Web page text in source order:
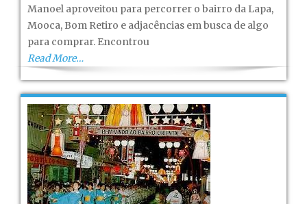
Manoel aproveitou para percorrer o bairro da Lapa,
Mooca, Bom Retiro e adjacências em busca de algo
para comprar. Encontrou
Read More…